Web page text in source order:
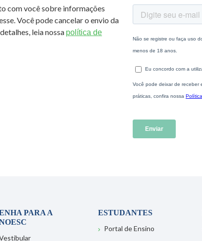
com você sobre informações
Você pode cancelar o envio da
leia nossa política de
PARA A
ESTUDANTES
Portal de Ensino